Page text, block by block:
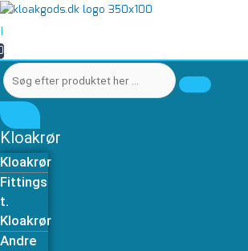
Gå
til
indholdet
|
Søg
produktet
her
…
Kloakrør
Kloakrør
Fittings
t.
Kloakrør
Andre
Søg
produktet
her
…